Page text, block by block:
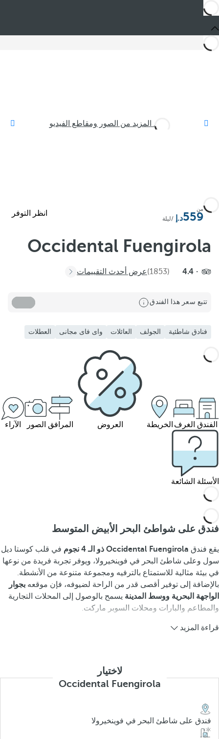
شاهد المزيد من الصور ومقاطع الفيديو
من
559 /ليلة
انظر التوفر
Occidental Fuengirola
4.4
(1853) عرض أحدث التقييمات
تتبع سعر هذا الفندق
فنادق شاطئية الجولف العائلات واى فاى مجانى العطلات
الفندق الغرف الخريطة العروض المرافق الصور الآراء
الأسئلة الشائعة
فندق على شواطئ البحر الأبيض المتوسط
يقع فندق Occidental Fuengirola ذو الـ 4 نجوم
في قلب كوستا ديل
سول وعلى شاطئ البحر في فوينخيرولا، ويوفر تجربة فريدة من نوعها
في بيئة مثالية للاستمتاع بالترفيه ومجموعة متنوعة من الأنشطة.
بالإضافة إلى توفير أقصى قدر من الراحة لضيوفه، فإن موقعه بجوار
الواجهة البحرية ووسط المدينة يسمح بالوصول إلى المحلات التجارية
والمطاعم والبارات ومحلات السوبر ماركت.
قراءة المزيد
لاختيار
Occidental Fuengirola
فندق على شاطئ البحر في فوينخيرولا